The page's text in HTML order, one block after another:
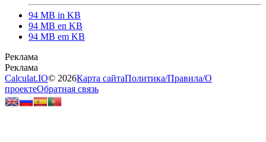
94 MB in KB
94 MB en KB
94 MB em KB
Calculat.IO© 2026Карта сайтаПолитика/Правила/О
проектеОбратная связь